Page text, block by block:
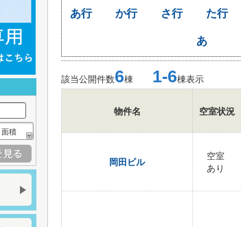
あ行 か行 さ行 た行
あ
該当公開件数6棟 1-6棟表示
物件名 空室状況
岡田ビル
空室
あり
面積